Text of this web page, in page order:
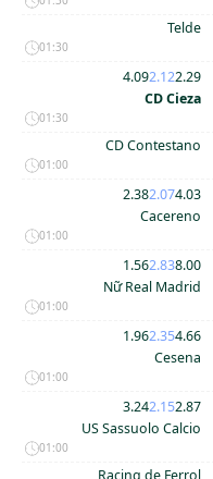
Telde
01:30
4.092.122.29
CD Cieza
01:30
CD Contestano
01:00
2.382.074.03
Cacereno
01:00
1.562.838.00
Nữ Real Madrid
01:00
1.962.354.66
Cesena
01:00
3.242.152.87
US Sassuolo Calcio
01:00
Racing de Ferrol